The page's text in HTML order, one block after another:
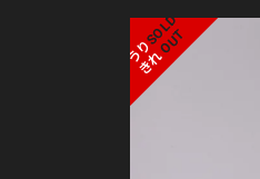
S
O
L
D
O
U
T